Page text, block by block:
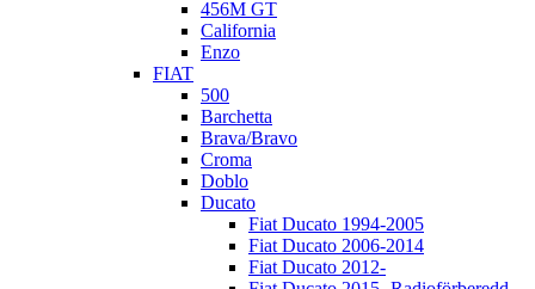
456M GT
California
Enzo
FIAT
500
Barchetta
Brava/Bravo
Croma
Doblo
Ducato
Fiat Ducato 1994-2005
Fiat Ducato 2006-2014
Fiat Ducato 2012-